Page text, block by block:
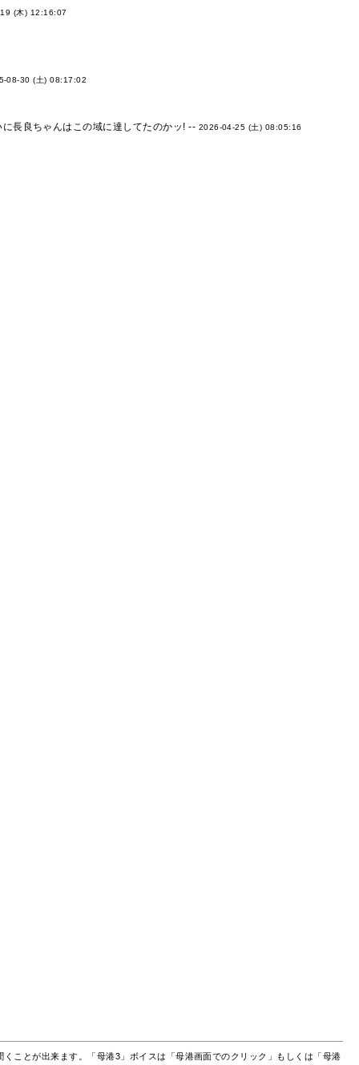
(木) 12:16:07
08-30 (土) 08:17:02
長良ちゃんはこの域に達してたのかッ! -- 2026-04-25 (土) 08:05:16
ことが出来ます。「母港3」ボイスは「母港画面でのクリック」もしくは「母港